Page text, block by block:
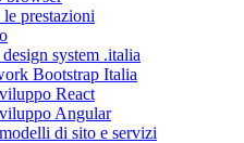
prestazioni
system .italia
Bootstrap Italia
React
Angular
di sito e servizi